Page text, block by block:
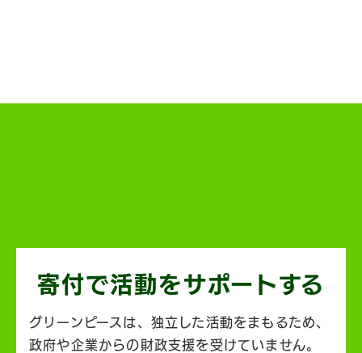
寄付で活動をサポートする
グリーンピースは、独立した活動をまもるため、
政府や企業からの財政支援を受けていません。